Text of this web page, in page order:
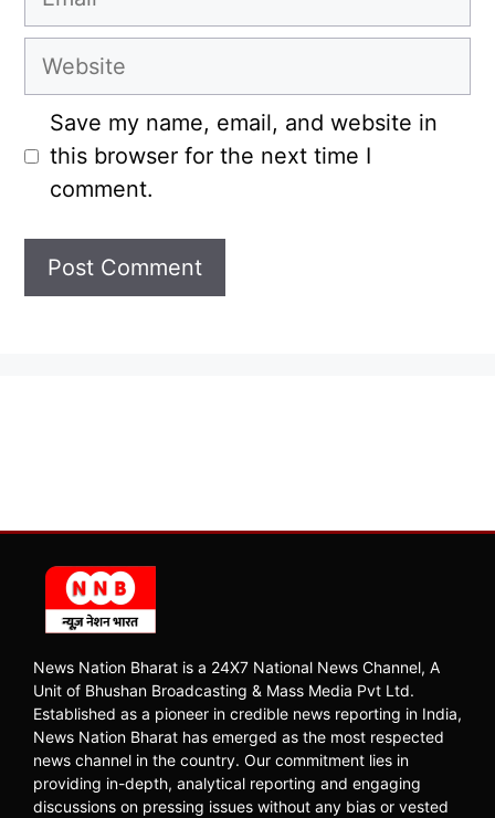
Website
Save my name, email, and website in
this browser for the next time I
comment.
News Nation Bharat is a 24X7 National News Channel, A
Unit of Bhushan Broadcasting & Mass Media Pvt Ltd.
Established as a pioneer in credible news reporting in India,
News Nation Bharat has emerged as the most respected
news channel in the country. Our commitment lies in
providing in-depth, analytical reporting and engaging
discussions on pressing issues without any bias or vested